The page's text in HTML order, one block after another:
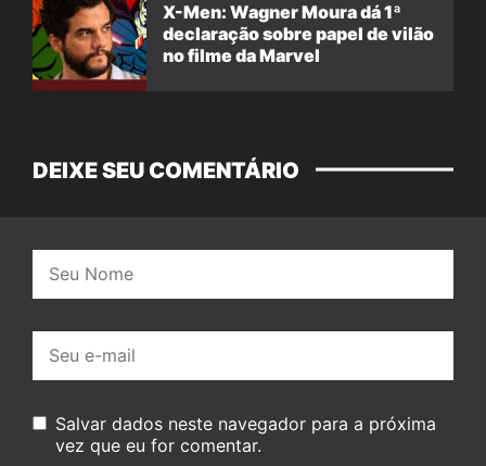
X-Men: Wagner Moura dá 1ª
declaração sobre papel de vilão
no filme da Marvel
DEIXE SEU COMENTÁRIO
mail:
Salvar dados neste navegador para a próxima
vez que eu for comentar.